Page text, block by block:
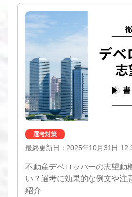
選考対策
最終更新日：2025年10月31日
不動産デベロッパーの志望動
い？選考に効果的な例文や注
紹介